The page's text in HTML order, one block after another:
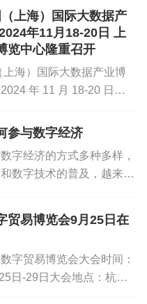
资源通常需要满足以下条
据资产必须是由企业过去的
资产必须为企业所合法拥有
所有权或控制权。
数据资产的存在必须能为企
业能够明确计算出获取、维
，并能合理估计其带来的
上海）国际大数据产
年11月18-20日 上
览中心隆重召开
上海）国际大数据产业博
年 11 月 18-20 日地
强链展览规模：展览面积
参与数字经济
字经济的方式多种多样，
数字技术的普及，越来越
、数字营销、网络安全等
增加就业机会，或者为...
贸易博览会9月25日在
字贸易博览会大会时间：
日-29日大会地点：杭州